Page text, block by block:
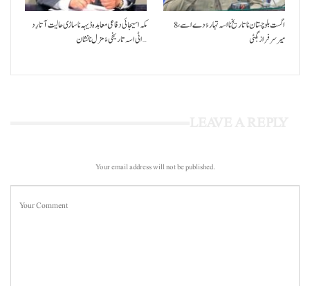
مکہ اسیجائی دفاعی معاہدہ ڈیہہ نا ساڑی حالیت آتا رِد
اٹی اسہ تاریخی ءُ مزل نا نشان…
8 اگست بلوچستان نا تاریخ نا اسہ تہار ءُ دے اسے،
میرسرفراز بگٹی
Your email address will not be published.